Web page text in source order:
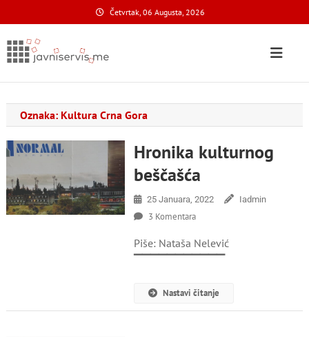
to
content
Četvrtak, 06 Augusta, 2026
Javni Servis
Oznaka: Kultura Crna Gora
Hronika kulturnog
beščašća
25 Januara, 2022 Iadmin
3 KomentaraZa
Kulturnog
Beščašća
Piše: Nataša Nelević
Nastavi čitanje